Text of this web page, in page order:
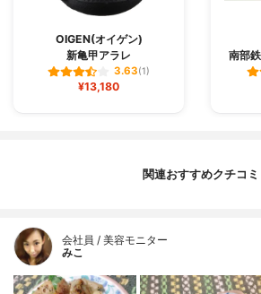
OIGEN(オイゲン)
新亀甲アラレ
3.63(1)
¥13,180
南部
関連おすすめクチコミ
会社員 / 美容モニター
みこ